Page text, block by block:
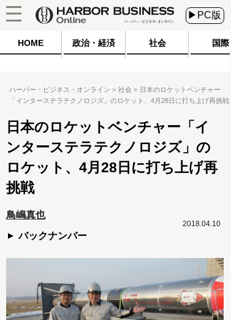
▶PC版
HOME 政治・経済 社会 国際
ハーバー・ビジネス・オンライン 社会
日本のロケットベンチャー
「インターステラテクノロジズ」のロケット、4月28日に打ち上げ再挑戦
日本のロケットベンチャー「イ
ンターステラテクノロジズ」の
ロケット、4月28日に打ち上げ再
挑戦
鳥嶋真也
バックナンバー
2018.04.10